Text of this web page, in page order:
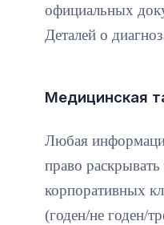
официальных
Деталей о
Медицинская
Любая
право
корпоративных
(годен/не годен/